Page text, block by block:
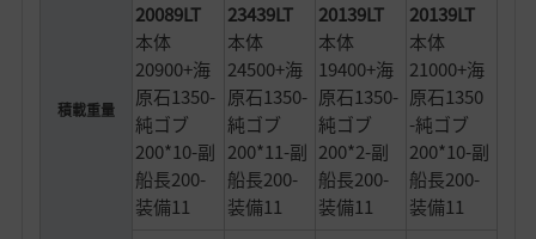
積載重量
20089LT
本体
20900+海
原石1350-
純ゴブ
200*10-副
船長200-
装備11
23439LT
本体
24500+海
原石1350-
純ゴブ
200*11-副
船長200-
装備11
20139LT
本体
19400+海
原石1350-
純ゴブ
200*2-副
船長200-
装備11
20139LT
本体
21000+海
原石1350
-純ゴブ
200*10-副
船長200-
装備11